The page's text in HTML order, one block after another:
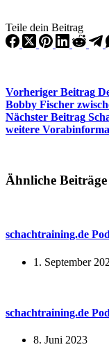
Teile dein Beitrag
Vorheriger Beitrag
Bobby Fischer
Nächster Beitrag
weitere
Ähnliche Beiträge
schachtraining.de
1. September
schachtraining.de
8. Juni 2023